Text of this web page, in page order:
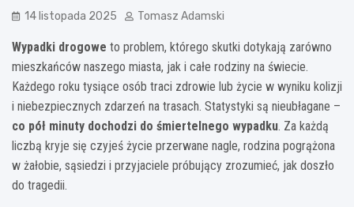
14 listopada 2025 Tomasz Adamski
Wypadki drogowe to problem, którego skutki dotykają zarówno
mieszkańców naszego miasta, jak i całe rodziny na świecie.
Każdego roku tysiące osób traci zdrowie lub życie w wyniku kolizji
i niebezpiecznych zdarzeń na trasach. Statystyki są nieubłagane –
co pół minuty dochodzi do śmiertelnego wypadku. Za każdą
liczbą kryje się czyjeś życie przerwane nagle, rodzina pogrążona
w żałobie, sąsiedzi i przyjaciele próbujący zrozumieć, jak doszło
do tragedii.